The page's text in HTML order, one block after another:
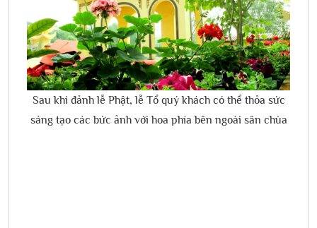
Sau khi đảnh lễ Phật, lễ Tổ quý khách có thể thỏa sức
sáng tạo các bức ảnh với hoa phía bên ngoài sân chùa